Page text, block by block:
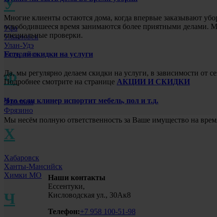
У
Уфа
Ульяновск
Улан-Удэ
Уссурийск
Ф
Фролово
Фрязино
Х
Хабаровск
Ханты-Мансийск
Химки МО
Ч
Многие клиенты остаются дома, когда впервые заказывают
освободившееся время занимаются более приятными делами.
специальные проверки.
Есть ли скидки на услуги
Да, мы регулярно делаем скидки на услуги, в зависимости
Подробнее смотрите на странице АКЦИИ И СКИДКИ
Что если клинер испортит мебель, пол и т.д.
Мы несём полную ответственность за Ваше имущество на
Наши контакты
Ессентуки,
Кисловодская ул., 30Ак8
Телефон:+7 958 100-51-98